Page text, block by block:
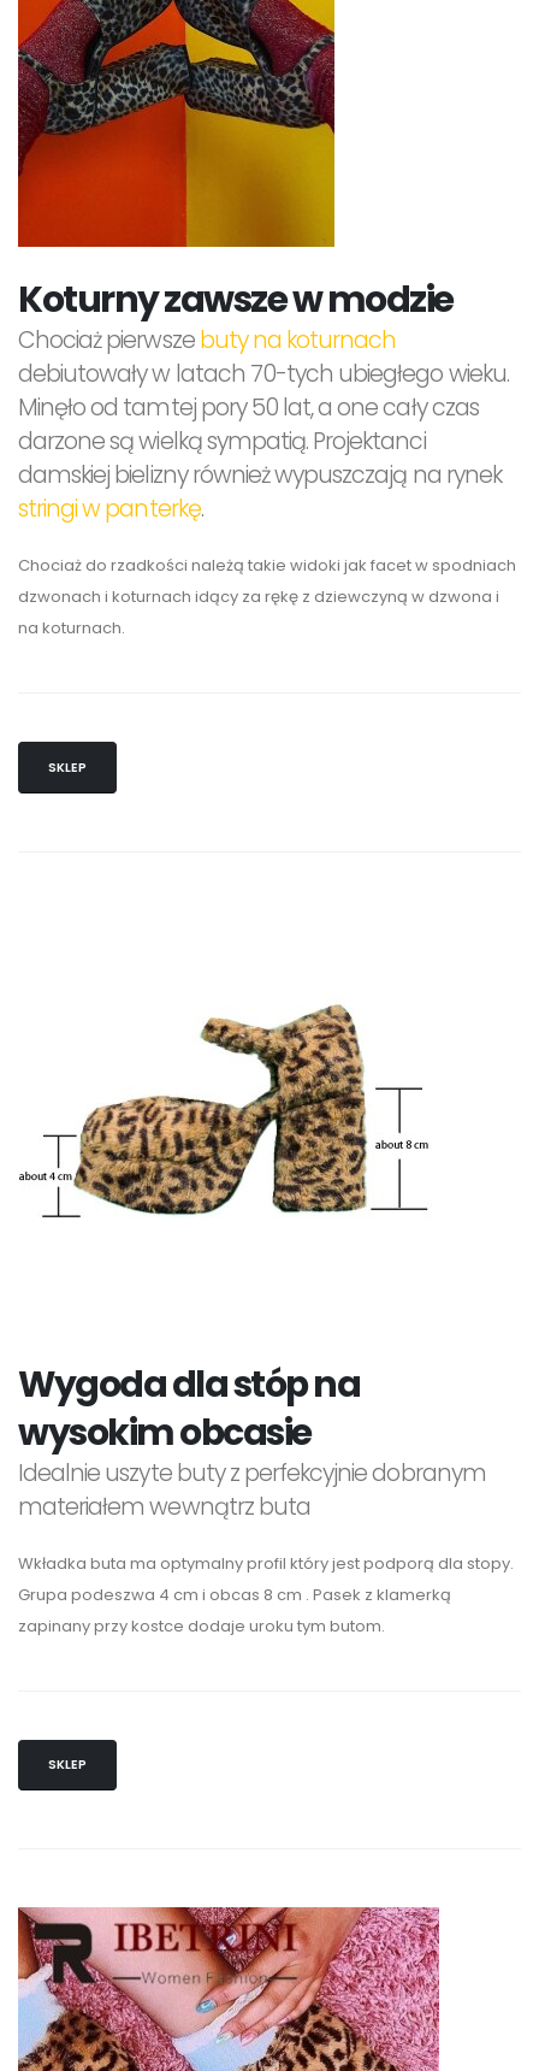
Koturny zawsze w modzie
Chociaż pierwszebuty na koturnach
debiutowały w latach 70-tych ubiegłego wieku.
Minęło od tamtej pory 50 lat, a one cały czas
darzone są wielką sympatią. Projektanci
damskiej bielizny również wypuszczają na rynek
stringi w panterkę.
Chociaż do rzadkości należą takie widoki jak facet w spodniach
dzwonach i koturnach idący za rękę z dziewczyną w dzwona i
na koturnach.
SKLEP
Wygoda dla stóp na
wysokim obcasie
Idealnie uszyte buty z perfekcyjnie dobranym
materiałem wewnątrz buta
Wkładka buta ma optymalny profil który jest podporą dla stopy.
Grupa podeszwa 4 cm i obcas 8 cm . Pasek z klamerką
zapinany przy kostce dodaje uroku tym butom.
SKLEP